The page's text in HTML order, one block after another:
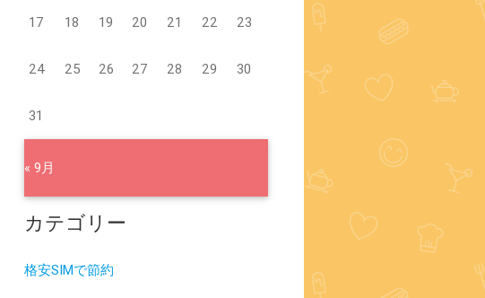
17 18 19 20 21 22 23
24 25 26 27 28 29 30
31
« 9月
カテゴリー
格安SIMで節約